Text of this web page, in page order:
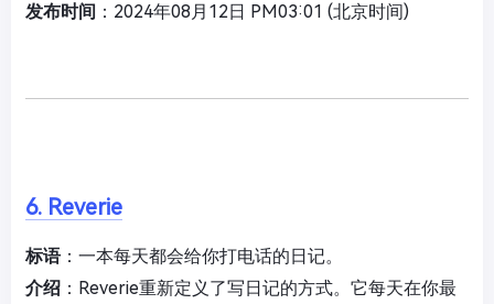
发布时间 ：2024年08月12日 PM03:01 (北京时间)
6. Reverie
标语：一本每天都会给你打电话的日记。
介绍 ：Reverie重新定义了写日记的方式。它每天在你最